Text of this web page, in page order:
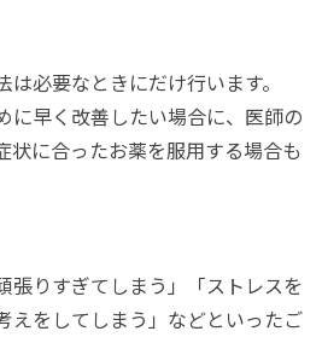
必要なときにだけ行います。
に早く改善したい場合に、医師の
状に合ったお薬を服用する場合も
張りすぎてしまう」「ストレスを
えをしてしまう」などといったご